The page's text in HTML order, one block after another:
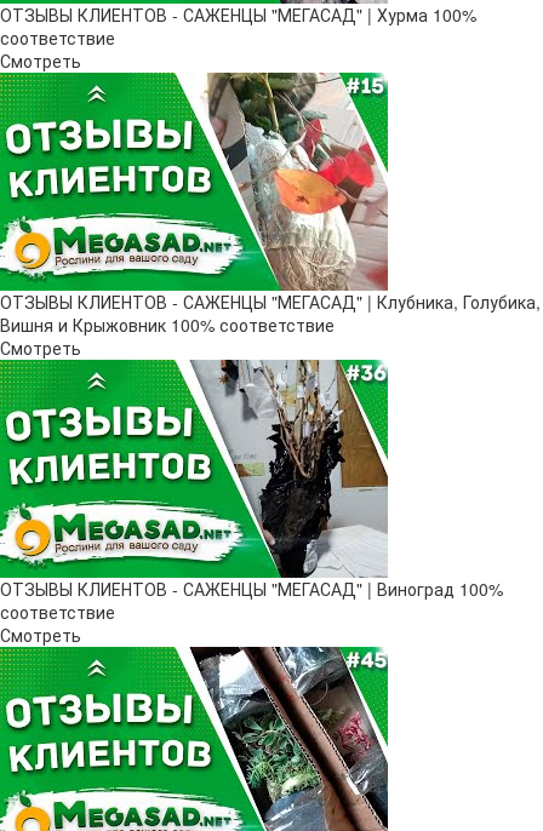
ОТЗЫВЫ КЛИЕНТОВ - САЖЕНЦЫ "МЕГАСАД" | Хурма 100%
соответствие
Смотреть
ОТЗЫВЫ КЛИЕНТОВ - САЖЕНЦЫ "МЕГАСАД" | Клубника, Голубика,
Вишня и Крыжовник 100% соответствие
Смотреть
ОТЗЫВЫ КЛИЕНТОВ - САЖЕНЦЫ "МЕГАСАД" | Виноград 100%
соответствие
Смотреть